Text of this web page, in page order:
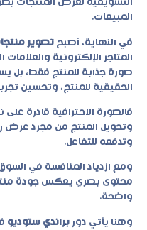
التسويقية لعرض المنتجات
المبيعات.
في النهاية، أصبح تصوير
المتاجر الإلكترونية والعلامات
صورة جذابة للمنتج فقط، بل
الحقيقية للمنتج، وتحسين
فالصورة الاحترافية قادرة على
وتحويل المنتج من مجرد عرض
وتدفعه للتفاعل.
ومع ازدياد المنافسة في السوق
محتوى بصري يعكس جودة
واضحة.
وهنا يأتي دور براندي ستوديو